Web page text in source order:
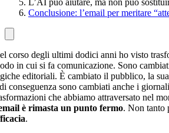
L’AI può aiutare, ma non può
Conclusione: l’email per meritare
corso degli ultimi dodici anni ho visto
in cui si fa comunicazione. Sono
editoriali. È cambiato il pubblico, la
conseguenza sono cambiati anche i
che abbiamo attraversato nel
è rimasta un punto fermo. Non tanto
.